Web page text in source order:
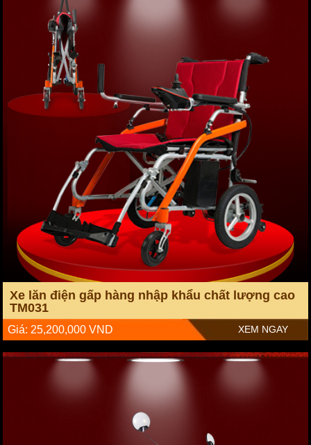
Xe lăn điện gấp hàng nhập khẩu chất lượng cao
TM031
Giá: 25,200,000 VND XEM NGAY